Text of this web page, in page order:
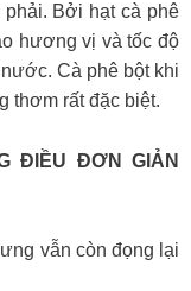
Bởi hạt cà phê
hương vị và tốc độ
Cà phê bột khi
thơm rất đặc biệt.
ĐIỀU ĐƠN GIẢN
vẫn còn đọng lại